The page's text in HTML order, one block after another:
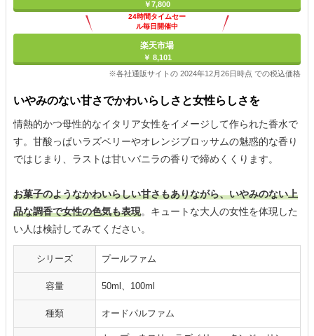
￥7,800
24時間タイムセー
ル毎日開催中
楽天市場
￥ 8,101
※各社通販サイトの 2024年12月26日時点 での税込価格
いやみのない甘さでかわいらしさと女性らしさを
情熱的かつ母性的なイタリア女性をイメージして作られた香水で
す。甘酸っぱいラズベリーやオレンジブロッサムの魅惑的な香り
ではじまり、ラストは甘いバニラの香りで締めくくります。
お菓子のようなかわいらしい甘さもありながら、いやみのない上
品な調香で女性の色気も表現。キュートな大人の女性を体現した
い人は検討してみてください。
シリーズ プールファム
容量 50ml、100ml
種類 オードパルファム